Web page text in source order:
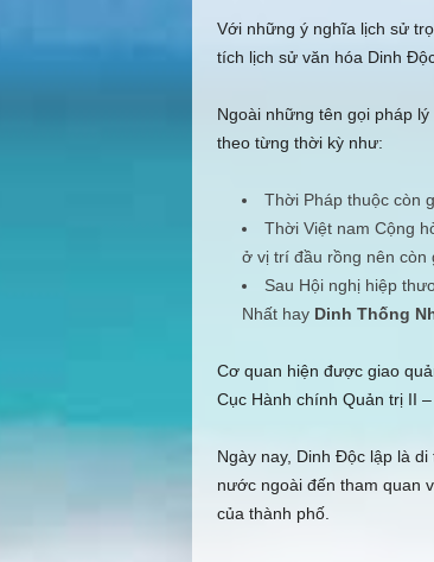
Với những ý nghĩa lịch sử
tích lịch sử văn hóa Dinh
Ngoài những tên gọi pháp
theo từng thời kỳ như:
Thời Pháp thuộc còn
Thời Việt nam Cộng
ở vị trí đầu rồng nên còn
Sau Hội nghị hiệp
Nhất hay Dinh Thống
Cơ quan hiện được giao
Cục Hành chính Quản trị II
Ngày nay, Dinh Ðộc lập là
nước ngoài đến tham quan
của thành phố.